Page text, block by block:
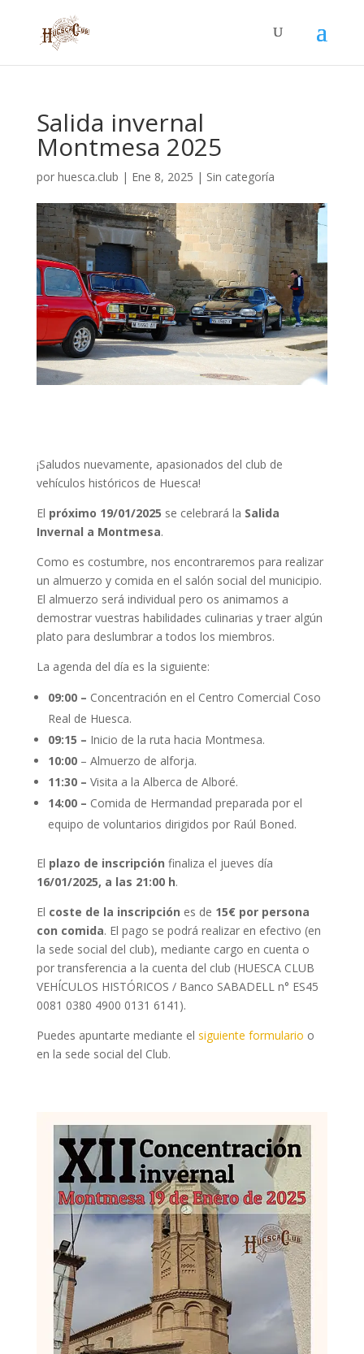
Salida invernal
Montmesa 2025
por huesca.club | Ene 8, 2025 | Sin categoría
¡Saludos nuevamente, apasionados del club de
vehículos históricos de Huesca!
El próximo 19/01/2025 se celebrará la Salida
Invernal a Montmesa.
Como es costumbre, nos encontraremos para realizar
un almuerzo y comida en el salón social del municipio.
El almuerzo será individual pero os animamos a
demostrar vuestras habilidades culinarias y traer algún
plato para deslumbrar a todos los miembros.
La agenda del día es la siguiente:
09:00 – Concentración en el Centro Comercial Coso
Real de Huesca.
09:15 – Inicio de la ruta hacia Montmesa.
10:00– Almuerzo de alforja.
11:30 – Visita a la Alberca de Alboré.
14:00 – Comida de Hermandad preparada por el
equipo de voluntarios dirigidos por Raúl Boned.
El plazo de inscripción finaliza el jueves día
16/01/2025, a las 21:00 h.
El coste de la inscripción es de 15€ por persona
con comida. El pago se podrá realizar en efectivo (en
la sede social del club), mediante cargo en cuenta o
por transferencia a la cuenta del club (HUESCA CLUB
VEHÍCULOS HISTÓRICOS / Banco SABADELL n° ES45
0081 0380 4900 0131 6141).
Puedes apuntarte mediante el siguiente formulario o
en la sede social del Club.